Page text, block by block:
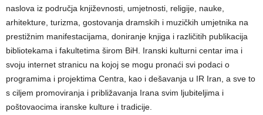
naslova iz područja književnosti, umjetnosti, religije, nauke,
arhitekture, turizma, gostovanja dramskih i muzičkih umjetnika na
prestižnim manifestacijama, doniranje knjiga i različitih publikacija
bibliotekama i fakultetima širom BiH. Iranski kulturni centar ima i
svoju internet stranicu na kojoj se mogu pronaći svi podaci o
programima i projektima Centra, kao i dešavanja u IR Iran, a sve to
s ciljem promoviranja i približavanja Irana svim ljubiteljima i
poštovaocima iranske kulture i tradicije.